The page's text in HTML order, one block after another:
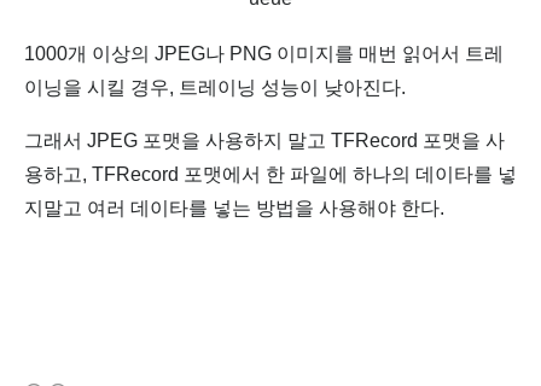
1000개 이상의 JPEG나 PNG 이미지를 매번 읽어서 트레
이닝을 시킬 경우, 트레이닝 성능이 낮아진다.
그래서 JPEG 포맷을 사용하지 말고 TFRecord 포맷을 사
용하고, TFRecord 포맷에서 한 파일에 하나의 데이타를 넣
지말고 여러 데이타를 넣는 방법을 사용해야 한다.